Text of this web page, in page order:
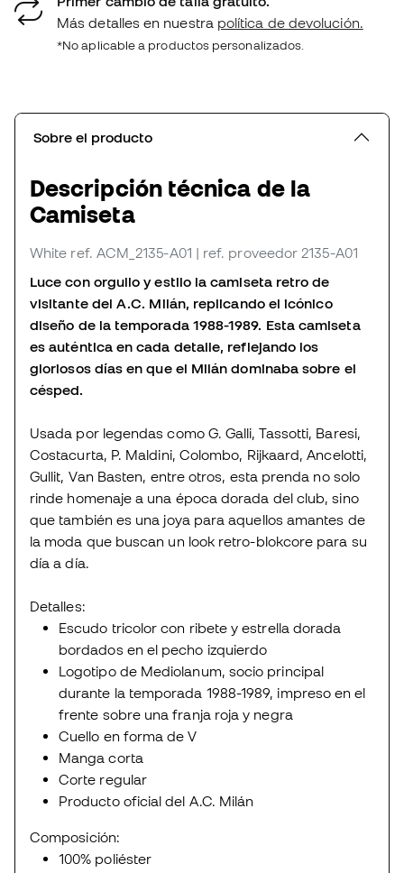
Más detalles en nuestra política de devolución.
*No aplicable a productos personalizados.
Sobre el producto
Descripción técnica de la
Camiseta
White ref. ACM_2135-A01 | ref. proveedor 2135-A01
Luce con orgullo y estilo la camiseta retro de
visitante del A.C. Milán, replicando el icónico
diseño de la temporada 1988-1989. Esta camiseta
es auténtica en cada detalle, reflejando los
gloriosos días en que el Milán dominaba sobre el
césped.
Usada por legendas como G. Galli, Tassotti, Baresi,
Costacurta, P. Maldini, Colombo, Rijkaard, Ancelotti,
Gullit, Van Basten, entre otros, esta prenda no solo
rinde homenaje a una época dorada del club, sino
que también es una joya para aquellos amantes de
la moda que buscan un look retro-blokcore para su
día a día.
Detalles:
Escudo tricolor con ribete y estrella dorada
bordados en el pecho izquierdo
Logotipo de Mediolanum, socio principal
durante la temporada 1988-1989, impreso en el
frente sobre una franja roja y negra
Cuello en forma de V
Manga corta
Corte regular
Producto oficial del A.C. Milán
Composición:
100% poliéster